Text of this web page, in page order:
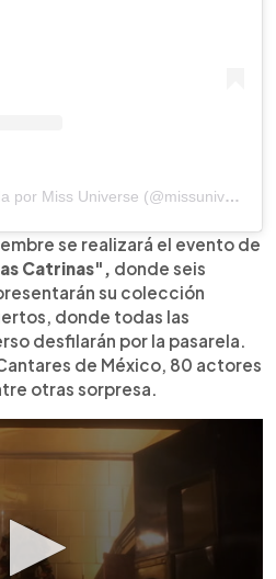
Una publicación compartida por Miss Universe (@missuniverse)
se realizará el evento de
Catrinas", donde seis
su colección
donde todas las
desfilarán por la pasarela.
de México, 80 actores
otras sorpresa.